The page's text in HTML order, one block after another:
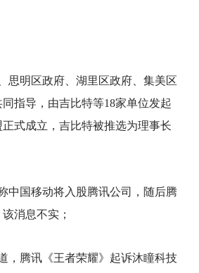
思明区政府、湖里区政府、集美区
指导，由吉比特等18家单位发起
式成立，吉比特被推选为理事长
中国移动将入股腾讯公司，随后腾
消息不实；
，腾讯《王者荣耀》起诉沐瞳科技